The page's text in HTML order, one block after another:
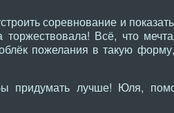
соревнование и
Всё, что
пожелания в такую
лучше! Юля,